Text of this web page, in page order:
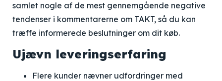
samlet nogle af de mest gennemgående negative
tendenser i kommentarerne om TAKT, så du kan
træffe informerede beslutninger om dit køb.
Ujævn leveringserfaring
Flere kunder nævner udfordringer med